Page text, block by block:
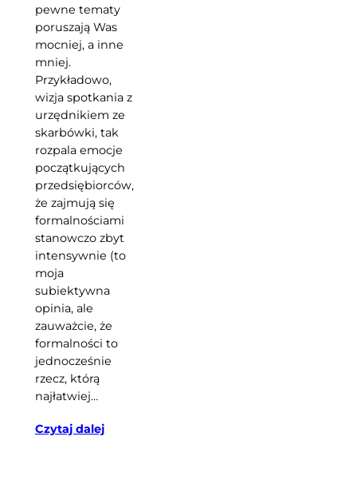
pewne tematy
poruszają Was
mocniej, a inne
mniej.
Przykładowo,
wizja spotkania z
urzędnikiem ze
skarbówki, tak
rozpala emocje
początkujących
przedsiębiorców,
że zajmują się
formalnościami
stanowczo zbyt
intensywnie (to
moja
subiektywna
opinia, ale
zauważcie, że
formalności to
jednocześnie
rzecz, którą
najłatwiej…
Czytaj dalej